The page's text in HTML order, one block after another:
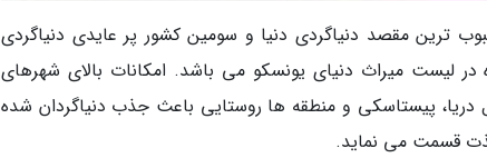
دنیاگرد خارجی محبوب ترین مقصد دنیاگردی دنیا و سومین کشور پر عایدی دنیاگردی
دنیاگردی ثبت شده در لیست میراث دنیای یونسکو می باشد. امکانات بالای شهرهای
دریا، پیستاسکی و منطقه ها روستایی باعث جذب دنیاگردان شده
لذت قسمت می نماید.